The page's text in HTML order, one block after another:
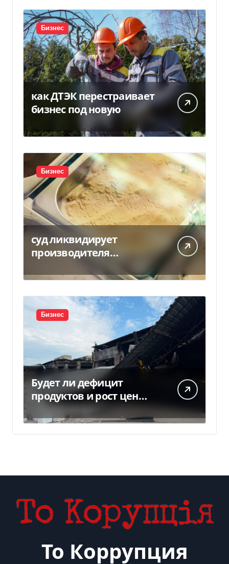
Бизнес
как ДТЭК перестраивает
бизнес под новую
Бизнес
суд ликвидирует
производителя
Бизнес
Будет ли дефицит
продуктов и рост цен
после российских ударов
по складам
То Коррупция